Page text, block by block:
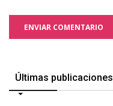
ENVIAR COMENTARIO
Últimas publicaciones